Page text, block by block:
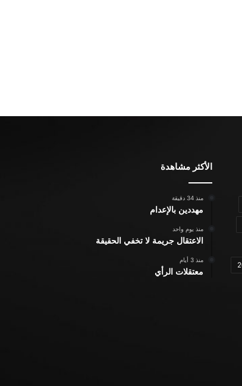
الأكثر مشاهدة
منذ 34 دقيقة
مهددين بالإعدام
منذ يوم واحد
الاعتقال جريمة لا تخفي الحقيقة
منذ 3 أيام
معتقلات الرأي